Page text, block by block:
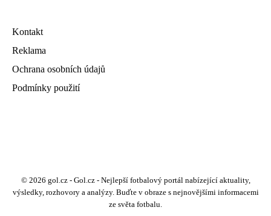
Kontakt
Reklama
Ochrana osobních údajů
Podmínky použití
© 2026 gol.cz - Gol.cz - Nejlepší fotbalový portál nabízející aktuality,
výsledky, rozhovory a analýzy. Buďte v obraze s nejnovějšími informacemi
ze světa fotbalu.